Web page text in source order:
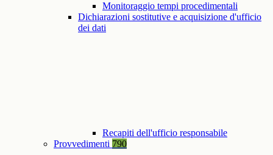
Monitoraggio tempi procedimentali
Dichiarazioni sostitutive e acquisizione d'ufficio
dei dati
Recapiti dell'ufficio responsabile
Provvedimenti 790